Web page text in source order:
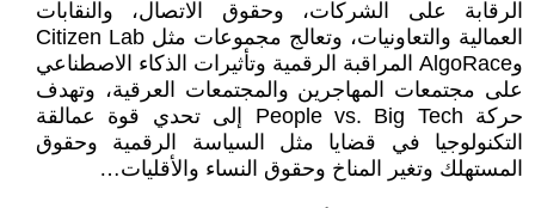
الرقابة على الشركات، وحقوق الاتصال، والنقابات
العمالية والتعاونيات، وتعالج مجموعات مثل Citizen Lab
وAlgoRace المراقبة الرقمية وتأثيرات الذكاء الاصطناعي
على مجتمعات المهاجرين والمجتمعات العرقية، وتهدف
حركة People vs. Big Tech إلى تحدي قوة عمالقة
التكنولوجيا في قضايا مثل السياسة الرقمية وحقوق
المستهلك وتغير المناخ وحقوق النساء والأقليات…